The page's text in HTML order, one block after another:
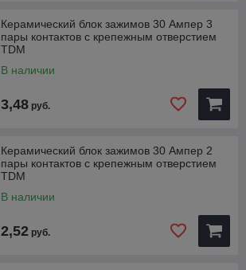
Керамический блок зажимов 30 Ампер 3
пары контактов с крепежным отверстием
TDM
В наличии
3,48 руб.
Керамический блок зажимов 30 Ампер 2
пары контактов с крепежным отверстием
TDM
В наличии
2,52 руб.